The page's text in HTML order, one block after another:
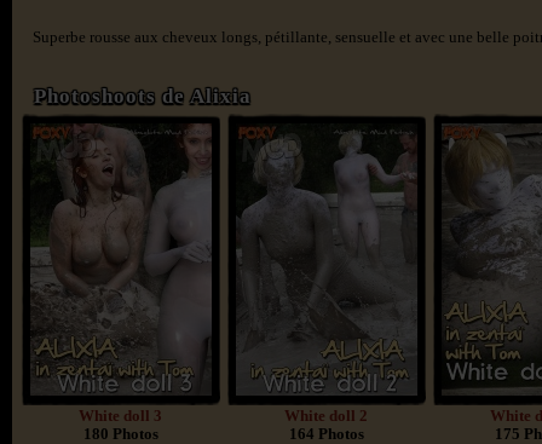
Superbe rousse aux cheveux longs, pétillante, sensuelle et avec une belle
Photoshoots de Alixia
White doll 3
180 Photos
White doll 2
164 Photos
White
175